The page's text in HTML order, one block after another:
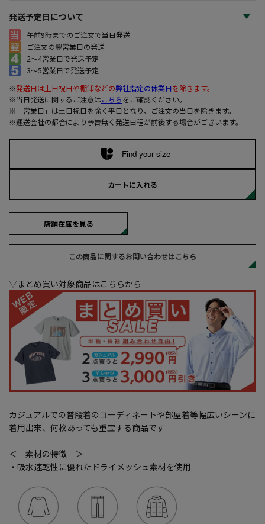
発送予定日について
午前9時までのご注文で当日発送
ご注文の翌営業日の発送
2～4営業日で発送予定
3～5営業日で発送予定
※発送日は土日祝日や棚卸などの弊社指定の休業日を除きます。
※当日発送に関するご注意はこちらをご確認ください。
※「営業日」は土日祝日を除く平日となり、ご注文の当日を除きます。
※運送会社の都合により予告無く発送日程が前後する場合がございます。
Find your size
カートに入れる
店舗在庫を見る
この商品に関するお問い合わせはこちら
▽まとめ買い対象商品はこちらから
カジュアルでの普段着のコーディネートや部屋着等幅広いシーンに
着用出来、何枚あっても重宝する商品です
＜ 素材の特徴 ＞
・吸水速乾性に優れたドライメッシュ素材を使用